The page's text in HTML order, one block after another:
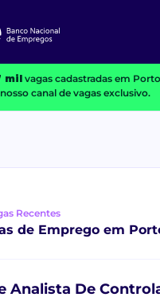
milvagas cadastradas em
canal de vagas exclusivo.
Recentes
de Emprego em
Analista De